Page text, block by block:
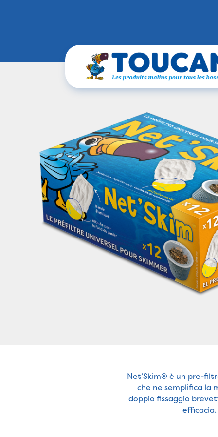
Net’Skim® è un pre-
che ne semplifica la
doppio fissaggio
efficacia.